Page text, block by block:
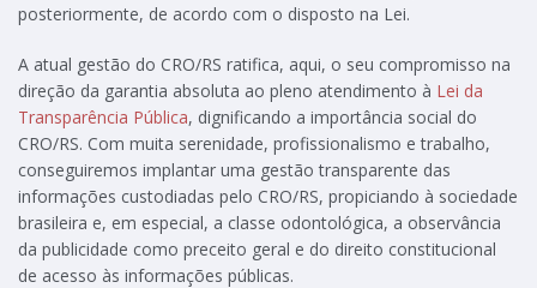
posteriormente, de acordo com o disposto na Lei.
A atual gestão do CRO/RS ratifica, aqui, o seu compromisso na
direção da garantia absoluta ao pleno atendimento à Lei da
Transparência Pública, dignificando a importância social do
CRO/RS. Com muita serenidade, profissionalismo e trabalho,
conseguiremos implantar uma gestão transparente das
informações custodiadas pelo CRO/RS, propiciando à sociedade
brasileira e, em especial, a classe odontológica, a observância
da publicidade como preceito geral e do direito constitucional
de acesso às informações públicas.